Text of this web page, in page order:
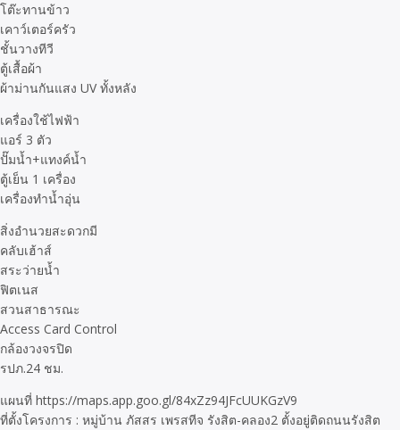
โต๊ะทานข้าว
เคาว์เตอร์ครัว
ชั้นวางทีวี
ตู้เสื้อผ้า
ผ้าม่านกันแสง UV ทั้งหลัง
เครื่องใช้ไฟฟ้า
แอร์ 3 ตัว
ปั๊มน้ำ+แทงค์น้ำ
ตู้เย็น 1 เครื่อง
เครื่องทำน้ำอุ่น
สิ่งอำนวยสะดวกมี
คลับเฮ้าส์
สระว่ายน้ำ
ฟิตเนส
สวนสาธารณะ
Access Card Control
กล้องวงจรปิด
รปภ.24 ชม.
แผนที่ https://maps.app.goo.gl/84xZz94JFcUUKGzV9
ที่ตั้งโครงการ : หมู่บ้าน ภัสสร เพรสทีจ รังสิต-คลอง2 ตั้งอยู่ติดถนนรังสิต